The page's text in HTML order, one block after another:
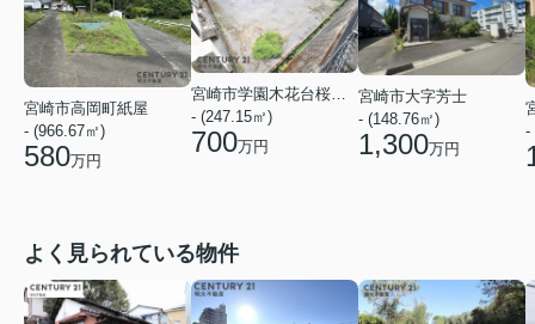
宮崎市高岡町紙屋
- (966.67㎡)
580万円
宮崎市学園木花台桜２丁目
- (247.15㎡)
700万円
宮崎市大字芳士
- (148.76㎡)
1,300万円
-
よく見られている物件